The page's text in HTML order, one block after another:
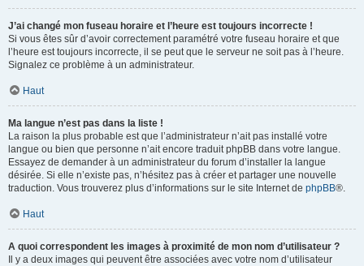
J’ai changé mon fuseau horaire et l’heure est toujours incorrecte !
Si vous êtes sûr d’avoir correctement paramétré votre fuseau horaire et que
l’heure est toujours incorrecte, il se peut que le serveur ne soit pas à l’heure.
Signalez ce problème à un administrateur.
Haut
Ma langue n’est pas dans la liste !
La raison la plus probable est que l’administrateur n’ait pas installé votre
langue ou bien que personne n’ait encore traduit phpBB dans votre langue.
Essayez de demander à un administrateur du forum d’installer la langue
désirée. Si elle n’existe pas, n’hésitez pas à créer et partager une nouvelle
traduction. Vous trouverez plus d’informations sur le site Internet de phpBB®.
Haut
A quoi correspondent les images à proximité de mon nom d’utilisateur ?
Il y a deux images qui peuvent être associées avec votre nom d’utilisateur